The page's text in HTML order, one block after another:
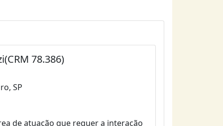
78.386)
SP
de atuação que requer a interação